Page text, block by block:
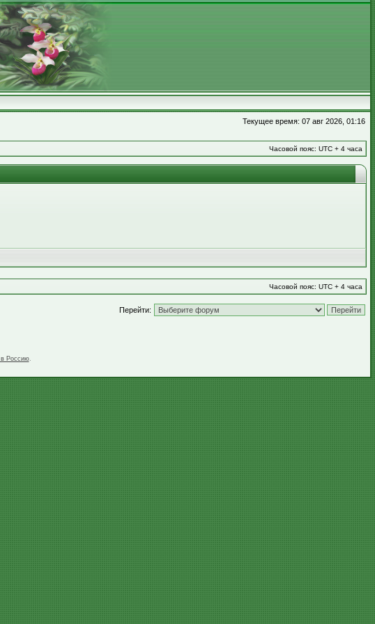
Текущее время: 07 авг 2026, 01:16
Часовой пояс: UTC + 4 часа
Часовой пояс: UTC + 4 часа
Перейти:
.